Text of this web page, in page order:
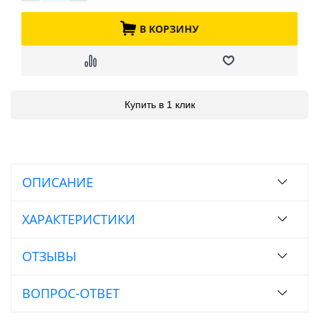
В КОРЗИНУ
Купить в 1 клик
ОПИСАНИЕ
ХАРАКТЕРИСТИКИ
ОТЗЫВЫ
ВОПРОС-ОТВЕТ